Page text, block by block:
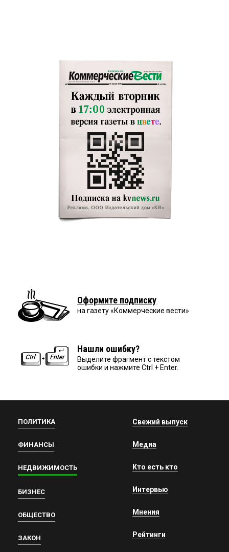
Оформите подписку
на газету «Коммерческие вести»
Нашли ошибку?
Выделите фрагмент с текстом
ошибки и нажмите Ctrl + Enter.
ПОЛИТИКА
ФИНАНСЫ
НЕДВИЖИМОСТЬ
БИЗНЕС
ОБЩЕСТВО
ЗАКОН
Свежий выпуск
Медиа
Кто есть кто
Интервью
Мнения
Рейтинги